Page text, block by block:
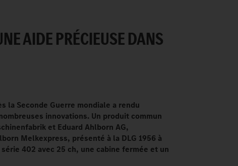
AIDE PRÉCIEUSE DANS
la Seconde Guerre mondiale a rendu
innovations. Un produit commun
et Eduard Ahlborn AG,
Melkexpress, présenté à la DLG 1956 à
402 avec 25 ch, une cabine fermée et un